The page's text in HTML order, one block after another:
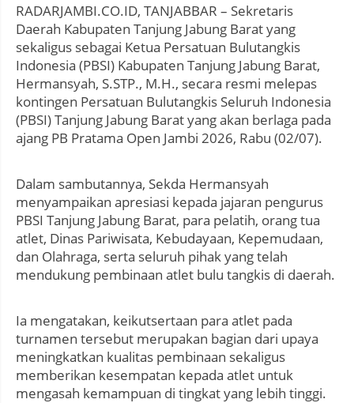
RADARJAMBI.CO.ID, TANJABBAR – Sekretaris
Daerah Kabupaten Tanjung Jabung Barat yang
sekaligus sebagai Ketua Persatuan Bulutangkis
Indonesia (PBSI) Kabupaten Tanjung Jabung Barat,
Hermansyah, S.STP., M.H., secara resmi melepas
kontingen Persatuan Bulutangkis Seluruh Indonesia
(PBSI) Tanjung Jabung Barat yang akan berlaga pada
ajang PB Pratama Open Jambi 2026, Rabu (02/07).
Dalam sambutannya, Sekda Hermansyah
menyampaikan apresiasi kepada jajaran pengurus
PBSI Tanjung Jabung Barat, para pelatih, orang tua
atlet, Dinas Pariwisata, Kebudayaan, Kepemudaan,
dan Olahraga, serta seluruh pihak yang telah
mendukung pembinaan atlet bulu tangkis di daerah.
Ia mengatakan, keikutsertaan para atlet pada
turnamen tersebut merupakan bagian dari upaya
meningkatkan kualitas pembinaan sekaligus
memberikan kesempatan kepada atlet untuk
mengasah kemampuan di tingkat yang lebih tinggi.